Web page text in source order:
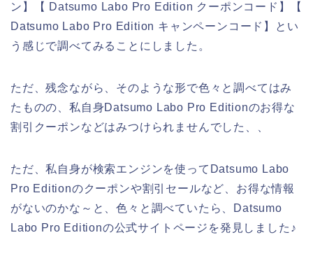
ン】【 Datsumo Labo Pro Edition クーポンコード】【
Datsumo Labo Pro Edition キャンペーンコード】とい
う感じで調べてみることにしました。
ただ、残念ながら、そのような形で色々と調べてはみ
たものの、私自身Datsumo Labo Pro Editionのお得な
割引クーポンなどはみつけられませんでした、、
ただ、私自身が検索エンジンを使ってDatsumo Labo
Pro Editionのクーポンや割引セールなど、お得な情報
がないのかな～と、色々と調べていたら、Datsumo
Labo Pro Editionの公式サイトページを発見しました♪